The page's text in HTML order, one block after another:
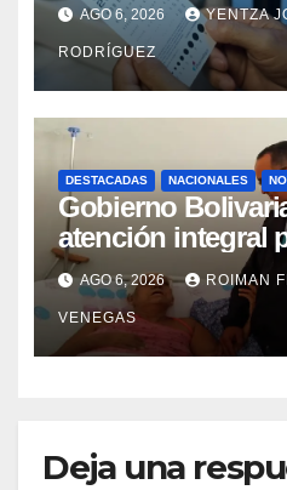
AGO 6, 2026 YENTZA
RODRÍGUEZ
DESTACADAS NACIONALES
Gobierno
atención integral
con discapacidad
campamentos de
AGO 6, 2026 ROIMAN
VENEGAS
Deja una